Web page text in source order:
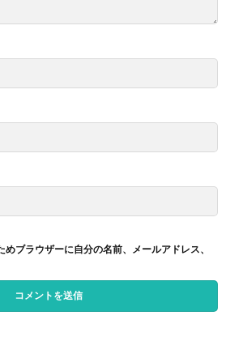
ブラウザーに自分の名前、メールアドレス、